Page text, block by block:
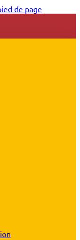
de page